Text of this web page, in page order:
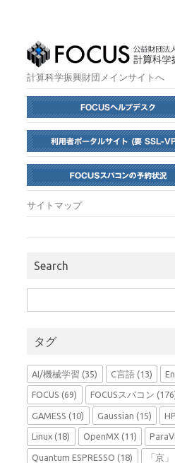
計算科学振興財団メインサイトへ
サイトマップ
Search
索:
タグ
AI/機械学習 (35) C言語(13)
FOCUS (69) FOCUSスパコン
GAMESS (10) Gaussian (15)
Linux (18) OpenMX(11)
Quantum ESPRESSO (18) 「京」